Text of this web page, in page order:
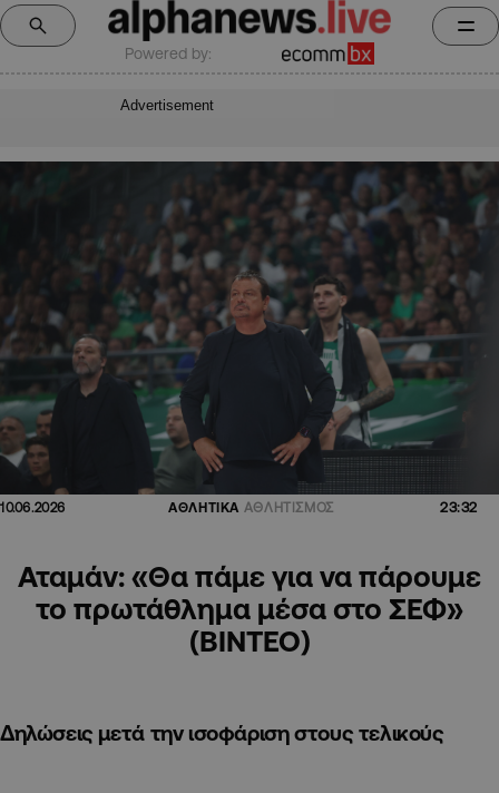
Powered by:
Advertisement
10.06.2026 ΑΘΛΗΤΙΚΑ ΑΘΛΗΤΙΣΜΟΣ 23:32
Αταμάν: «Θα πάμε για να πάρουμε
το πρωτάθλημα μέσα στο ΣΕΦ»
(ΒΙΝΤΕΟ)
Δηλώσεις μετά την ισοφάριση στους τελικούς